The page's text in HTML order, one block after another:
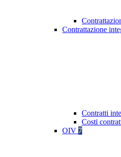
Contrattazione
Contratti
Costi
OIV 7